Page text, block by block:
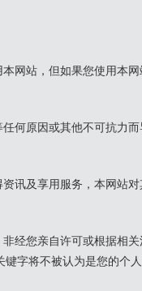
网站，但如果您使用本网
何原因或其他不可抗力而
讯及享用服务，本网站对
经您亲自许可或根据相关
键字将不被认为是您的个